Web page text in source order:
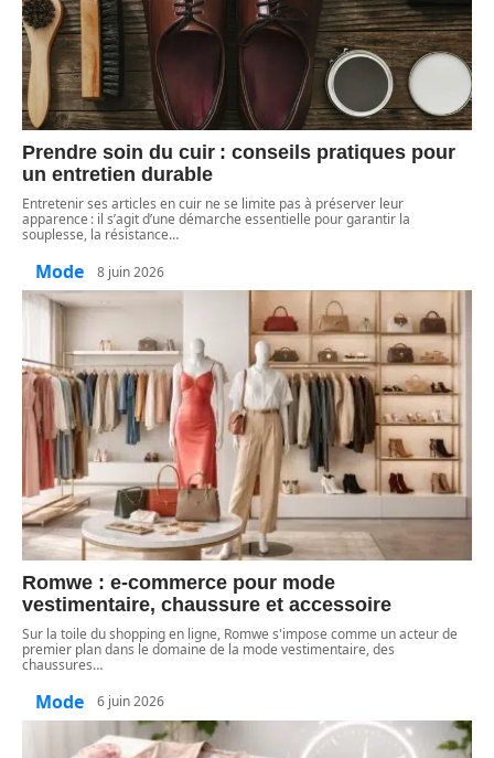
Prendre soin du cuir : conseils pratiques pour
un entretien durable
Entretenir ses articles en cuir ne se limite pas à préserver leur
apparence : il s’agit d’une démarche essentielle pour garantir la
souplesse, la résistance…
Mode 8 juin 2026
Romwe : e-commerce pour mode
vestimentaire, chaussure et accessoire
Sur la toile du shopping en ligne, Romwe s'impose comme un acteur de
premier plan dans le domaine de la mode vestimentaire, des
chaussures…
Mode 6 juin 2026